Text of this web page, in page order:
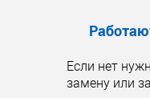
Если нет
замену или